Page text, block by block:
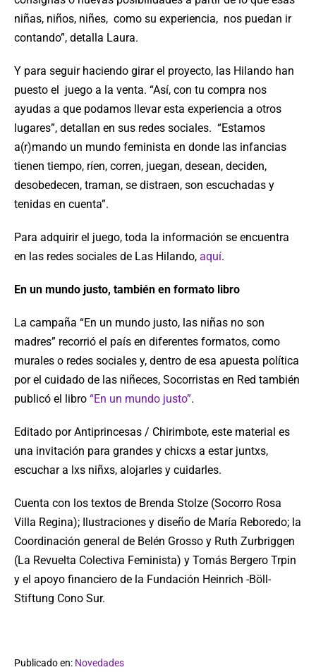
niñas, niños, niñes, como su experiencia, nos puedan ir
contando”, detalla Laura.
Y para seguir haciendo girar el proyecto, las Hilando han
puesto el juego a la venta. “Así, con tu compra nos
ayudas a que podamos llevar esta experiencia a otros
lugares”, detallan en sus redes sociales. “Estamos
a(r)mando un mundo feminista en donde las infancias
tienen tiempo, ríen, corren, juegan, desean, deciden,
desobedecen, traman, se distraen, son escuchadas y
tenidas en cuenta”.
Para adquirir el juego, toda la información se encuentra
en las redes sociales de Las Hilando, aquí.
En un mundo justo, también en formato libro
La campaña “En un mundo justo, las niñas no son
madres” recorrió el país en diferentes formatos, como
murales o redes sociales y, dentro de esa apuesta política
por el cuidado de las niñeces, Socorristas en Red también
publicó el libro “En un mundo justo”.
Editado por Antiprincesas / Chirimbote, este material es
una invitación para grandes y chicxs a estar juntxs,
escuchar a lxs niñxs, alojarles y cuidarles.
Cuenta con los textos de Brenda Stolze (Socorro Rosa
Villa Regina); Ilustraciones y diseño de María Reboredo; la
Coordinación general de Belén Grosso y Ruth Zurbriggen
(La Revuelta Colectiva Feminista) y Tomás Bergero Trpin
y el apoyo financiero de la Fundación Heinrich -Böll-
Stiftung Cono Sur.
Publicado en: Novedades